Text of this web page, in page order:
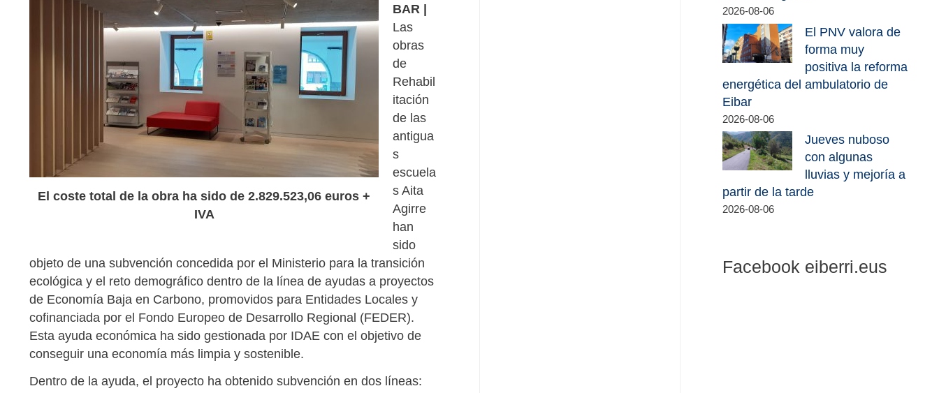
El coste total de la obra ha sido de 2.829.523,06 euros +
IVA
BAR |
Las
obras
de
Rehabil
itación
de las
antigua
s
escuela
s Aita
Agirre
han
sido
objeto de una subvención concedida por el Ministerio para la transición
ecológica y el reto demográfico dentro de la línea de ayudas a proyectos
de Economía Baja en Carbono, promovidos para Entidades Locales y
cofinanciada por el Fondo Europeo de Desarrollo Regional (FEDER).
Esta ayuda económica ha sido gestionada por IDAE con el objetivo de
conseguir una economía más limpia y sostenible.
Dentro de la ayuda, el proyecto ha obtenido subvención en dos líneas:
2026-08-06
El PNV valora de
forma muy
positiva la reforma
energética del ambulatorio de
Eibar
2026-08-06
Jueves nuboso
con algunas
lluvias y mejoría a
partir de la tarde
2026-08-06
Facebook eiberri.eus